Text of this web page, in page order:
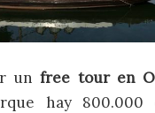
unfree tour en
hay 800.000